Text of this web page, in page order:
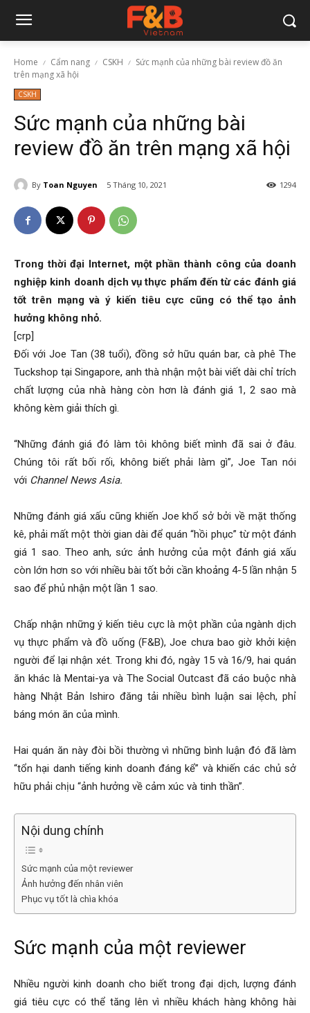
Home Cẩm nang CSKH
Sức mạnh của những bài review đồ ăn
trên mạng xã hội
CSKH
Sức mạnh của những bài
review đồ ăn trên mạng xã hội
By Toan Nguyen 5 Tháng 10, 2021 1294
Trong thời đại Internet, một phần thành công của doanh
nghiệp kinh doanh dịch vụ thực phẩm đến từ các đánh giá
tốt trên mạng và ý kiến tiêu cực cũng có thể tạo ảnh
hưởng không nhỏ.
[crp]
Đối với Joe Tan (38 tuổi), đồng sở hữu quán bar, cà phê The
Tuckshop tại Singapore, anh thà nhận một bài viết dài chỉ trích
chất lượng của nhà hàng còn hơn là đánh giá 1, 2 sao mà
không kèm giải thích gì.
“Những đánh giá đó làm tôi không biết mình đã sai ở đâu.
Chúng tôi rất bối rối, không biết phải làm gì”, Joe Tan nói
với Channel News Asia.
Những đánh giá xấu cũng khiến Joe khổ sở bởi về mặt thống
kê, phải mất một thời gian dài để quán “hồi phục” từ một đánh
giá 1 sao. Theo anh, sức ảnh hưởng của một đánh giá xấu
còn lớn hơn so với nhiều bài tốt bởi cần khoảng 4-5 lần nhận 5
sao để phủ nhận một lần 1 sao.
Chấp nhận những ý kiến tiêu cực là một phần của ngành dịch
vụ thực phẩm và đồ uống (F&B), Joe chưa bao giờ khởi kiện
người để lại nhận xét. Trong khi đó, ngày 15 và 16/9, hai quán
ăn khác là Mentai-ya và The Social Outcast đã cáo buộc nhà
hàng Nhật Bản Ishiro đăng tải nhiều bình luận sai lệch, phỉ
báng món ăn của mình.
Hai quán ăn này đòi bồi thường vì những bình luận đó đã làm
“tổn hại danh tiếng kinh doanh đáng kể” và khiến các chủ sở
hữu phải chịu “ảnh hưởng về cảm xúc và tinh thần”.
Nội dung chính
Sức mạnh của một reviewer
Ảnh hưởng đến nhân viên
Phục vụ tốt là chìa khóa
Sức mạnh của một reviewer
Nhiều người kinh doanh cho biết trong đại dịch, lượng đánh
giá tiêu cực có thể tăng lên vì nhiều khách hàng không hài